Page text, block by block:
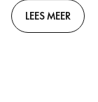
LEES MEER